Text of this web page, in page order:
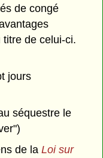
de congé
de celui-ci.
jours
séquestre le
de la Loi sur